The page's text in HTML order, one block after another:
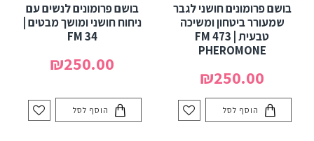
בושם פרומונים חושני לגבר
שמעורר ביטחון ומשיכה
טבעית | FM 473
PHEROMONE
₪250.00
הוסף לסל
בושם פרומונים לנשים עם
ניחוח חושני ומושך מבטים |
FM 34
₪250.00
הוסף לסל